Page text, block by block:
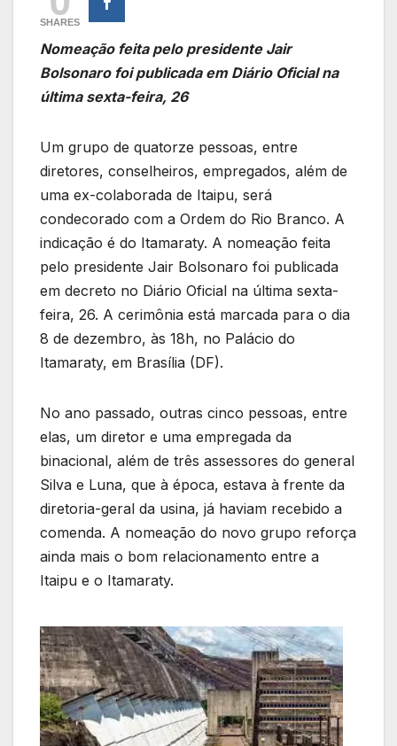
SHARES
Nomeação feita pelo presidente Jair
Bolsonaro foi publicada em Diário Oficial na
última sexta-feira, 26
Um grupo de quatorze pessoas, entre
diretores, conselheiros, empregados, além de
uma ex-colaborada de Itaipu, será
condecorado com a Ordem do Rio Branco. A
indicação é do Itamaraty. A nomeação feita
pelo presidente Jair Bolsonaro foi publicada
em decreto no Diário Oficial na última sexta-
feira, 26. A cerimônia está marcada para o dia
8 de dezembro, às 18h, no Palácio do
Itamaraty, em Brasília (DF).
No ano passado, outras cinco pessoas, entre
elas, um diretor e uma empregada da
binacional, além de três assessores do general
Silva e Luna, que à época, estava à frente da
diretoria-geral da usina, já haviam recebido a
comenda. A nomeação do novo grupo reforça
ainda mais o bom relacionamento entre a
Itaipu e o Itamaraty.